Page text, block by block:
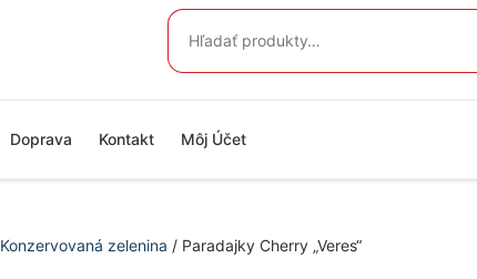
Hľadať:
Doprava Kontakt Môj Účet
Konzervovaná zelenina / Paradajky Cherry „Veres“